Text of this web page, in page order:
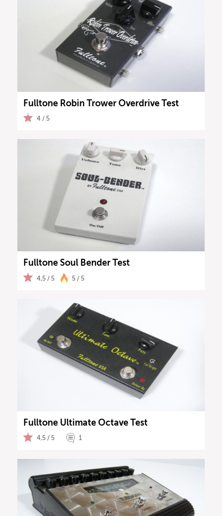
Fulltone Robin Trower Overdrive Test
4 / 5
Fulltone Soul Bender Test
4,5 / 5 5 / 5
Fulltone Ultimate Octave Test
4,5 / 5 1